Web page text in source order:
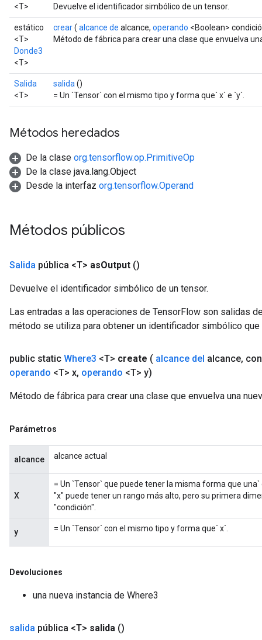
<T>
Devuelve el identificador simbólico de un tensor.
estático
<T>
Donde3
<T>
crear( alcance de alcance, operando <Boolean>
Método de fábrica para crear una clase que envuelva
Salida
<T>
salida ()
= Un `Tensor` con el mismo tipo y forma que` x` e `y`.
Métodos heredados
De la clase org.tensorflow.op.PrimitiveOp
De la clase java.lang.Object
Desde la interfaz org.tensorflow.Operand
Métodos públicos
Salida pública <T> asOutput ()
Devuelve el identificador simbólico de un tensor.
Las entradas a las operaciones de TensorFlow son salidas
método se utiliza para obtener un identificador simbólico
public static Where3 <T> create ( alcance del alcance,
operando <T> x, operando <T> y)
Método de fábrica para crear una clase que envuelva una
Parámetros
alcance alcance actual
X
= Un `Tensor` que puede tener la misma forma que
"x" puede tener un rango más alto, pero su primera
"condición".
y = Un `Tensor` con el mismo tipo y forma que` x`.
Devoluciones
una nueva instancia de Where3
salida pública <T> salida ()